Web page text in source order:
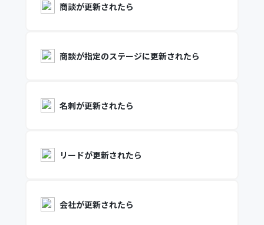
商談が更新されたら
商談が指定のステージに更新されたら
名刺が更新されたら
リードが更新されたら
会社が更新されたら